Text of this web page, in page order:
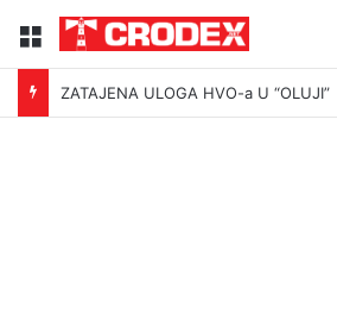
Menu
ZATAJENA ULOGA HVO-a U “OLUJI”